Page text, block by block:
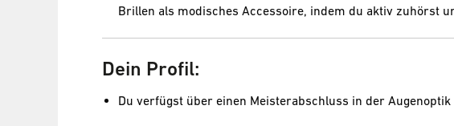
Brillen als modisches Accessoire, indem du aktiv zuhörst
Dein Profil:
Du verfügst über einen Meisterabschluss in der Augenoptik